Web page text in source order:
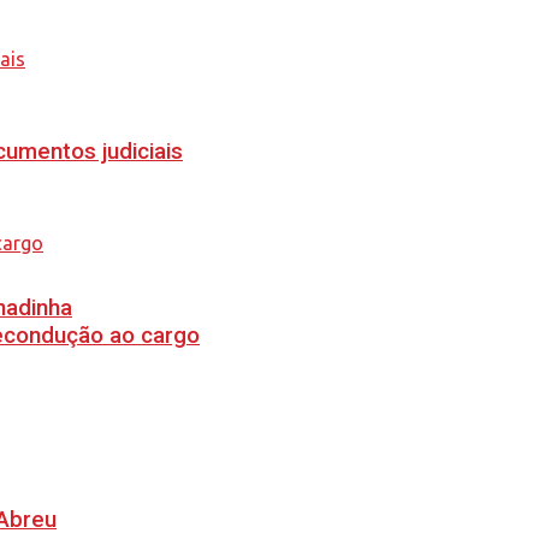
judiciais
ao cargo